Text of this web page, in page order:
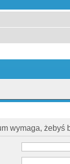
wymaga, żebyś